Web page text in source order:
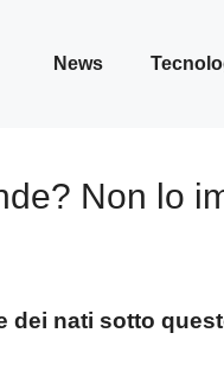
News
Non lo
dei nati sotto